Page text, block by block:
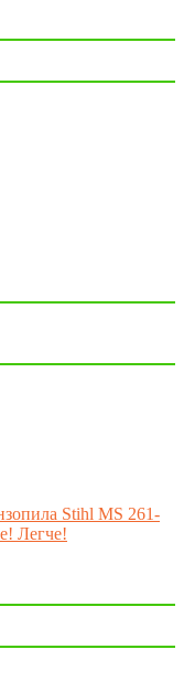
Stihl MS 261-
Легче!